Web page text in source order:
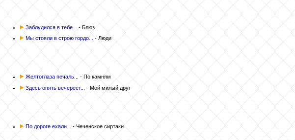
Заблудился в тебе...
- Блюз
Мы стояли в строю гордо...- Люди
Желтоглаза печаль... - По камням
Здесь опять вечереет...
- Мой милый друг
По дороге ехали... - Чеченское сиртаки